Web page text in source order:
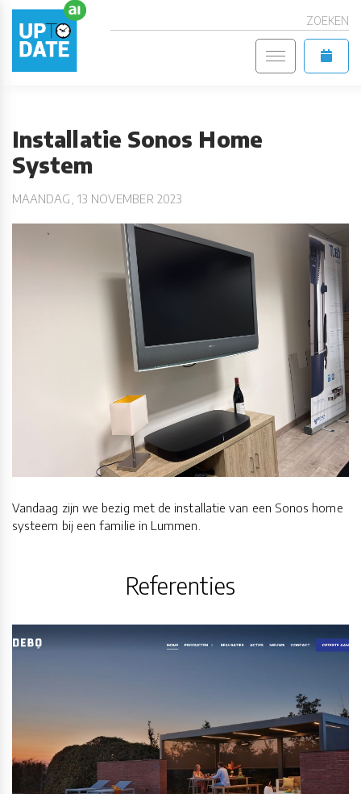
ZOEKEN
Installatie Sonos Home
System
MAANDAG, 13 NOVEMBER 2023
Vandaag zijn we bezig met de installatie van een Sonos home
systeem bij een familie in Lummen.
Referenties